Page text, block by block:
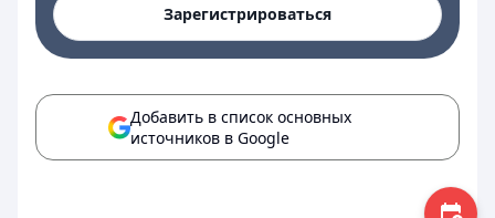
Зарегистрироваться
Добавить в список основных
источников в Google